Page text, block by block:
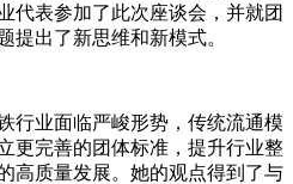
代表参加了此次座谈会，并就团
提出了新思维和新模式。
行业面临严峻形势，传统流通模
更完善的团体标准，提升行业整
高质量发展。 她的观点得到了与